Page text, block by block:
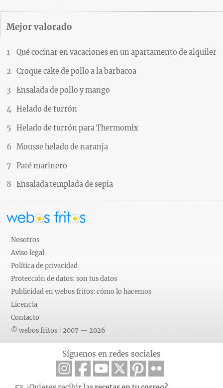
Mejor valorado
Qué cocinar en vacaciones en un apartamento de alquiler
Croque cake de pollo a la barbacoa
Ensalada de pollo y mango
Helado de turrón
Helado de turrón para Thermomix
Mousse helado de naranja
Paté marinero
Ensalada templada de sepia
Nosotros
Aviso legal
Política de privacidad
Protección de datos: son tus datos
Publicidad en webos fritos: cómo lo hacemos
Licencia
Contacto
© webos fritos | 2007 — 2026
Síguenos en redes sociales